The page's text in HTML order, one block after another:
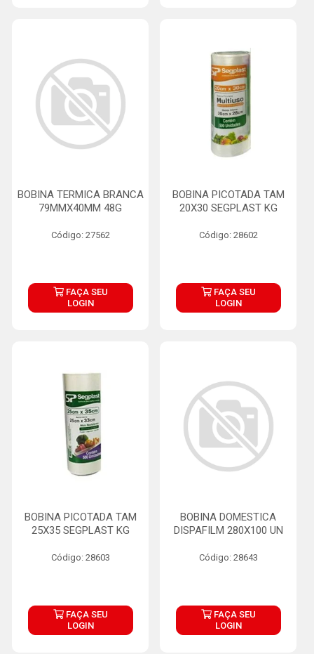
BOBINA TERMICA BRANCA
79MMX40MM 48G
Código: 27562
FAÇA SEU
LOGIN
BOBINA PICOTADA TAM
20X30 SEGPLAST KG
Código: 28602
FAÇA SEU
LOGIN
BOBINA PICOTADA TAM
25X35 SEGPLAST KG
Código: 28603
FAÇA SEU
LOGIN
BOBINA DOMESTICA
DISPAFILM 280X100 UN
Código: 28643
FAÇA SEU
LOGIN